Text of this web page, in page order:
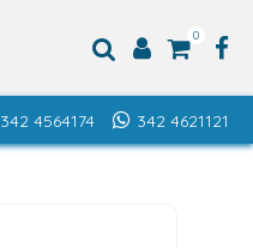
0
342 4621121
342 4564174